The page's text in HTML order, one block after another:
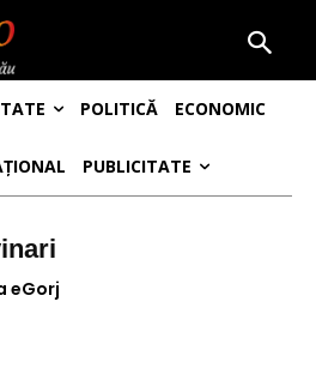
POLITICĂ ECONOMIC
PUBLICITATE
eGorj